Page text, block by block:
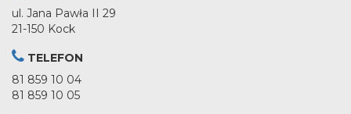
ul. Jana Pawła II 29
21-150 Kock
TELEFON
81 859 10 04
81 859 10 05